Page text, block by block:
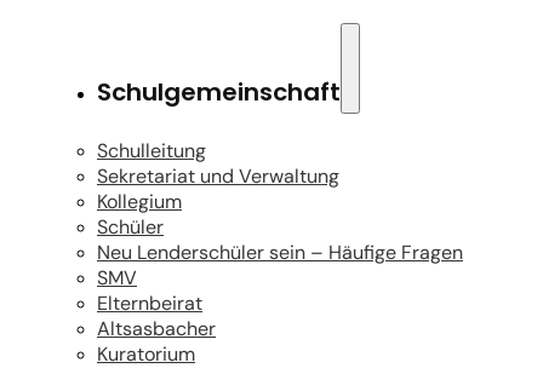
Schulgemeinschaft
Schulleitung
Sekretariat und Verwaltung
Kollegium
Schüler
Neu Lenderschüler sein – Häufige Fragen
SMV
Elternbeirat
Altsasbacher
Kuratorium